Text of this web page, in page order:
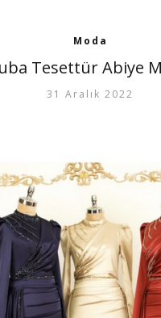
Moda
Tesettür Abiye
31 Aralık 2022